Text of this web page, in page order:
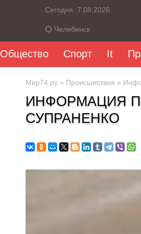
Сегодня: 7.08.2026
Челябинск
Общество Спорт It
Мир74.ру » Происшествия »
ИНФОРМАЦИЯ
СУПРАНЕНКО